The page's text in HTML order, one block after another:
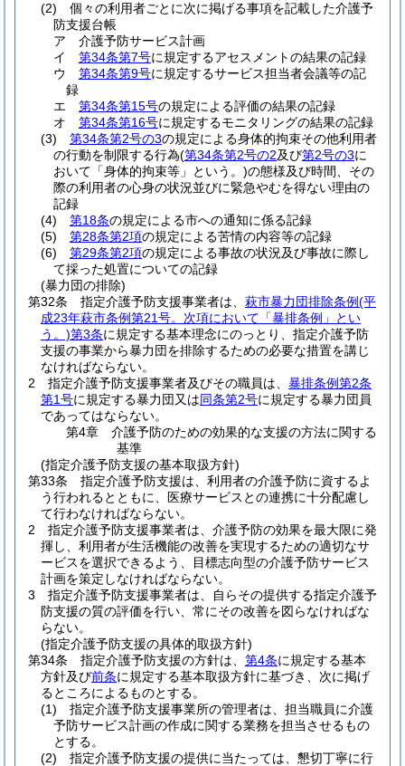
(2)
個々の利用者ごとに次に掲げる事項を記載した介護予
防支援台帳
ア
介護予防サービス計画
イ
第34条第7号に規定するアセスメントの結果の記録
ウ
第34条第9号に規定するサービス担当者会議等の記
録
エ
第34条第15号の規定による評価の結果の記録
オ
第34条第16号に規定するモニタリングの結果の記録
(3)
第34条第2号の3の規定による身体的拘束その他利用者
の行動を制限する行為(第34条第2号の2及び第2号の3に
おいて「身体的拘束等」という。)の態様及び時間、その
際の利用者の心身の状況並びに緊急やむを得ない理由の
記録
(4)
第18条の規定による市への通知に係る記録
(5)
第28条第2項の規定による苦情の内容等の記録
(6)
第29条第2項の規定による事故の状況及び事故に際し
て採った処置についての記録
(暴力団の排除)
第32条
指定介護予防支援事業者は、 萩市暴力団排除条例(平
成23年萩市条例第21号。次項において「暴排条例」とい
う。)第3条に規定する基本理念にのっとり、指定介護予防
支援の事業から暴力団を排除するための必要な措置を講じ
なければならない。
2
指定介護予防支援事業者及びその職員は、 暴排条例第2条
第1号に規定する暴力団又は同条第2号に規定する暴力団員
であってはならない。
第4章
介護予防のための効果的な支援の方法に関する
基準
(指定介護予防支援の基本取扱方針)
第33条
指定介護予防支援は、利用者の介護予防に資するよ
う行われるとともに、医療サービスとの連携に十分配慮し
て行わなければならない。
2
指定介護予防支援事業者は、介護予防の効果を最大限に発
揮し、利用者が生活機能の改善を実現するための適切なサ
ービスを選択できるよう、目標志向型の介護予防サービス
計画を策定しなければならない。
3
指定介護予防支援事業者は、自らその提供する指定介護予
防支援の質の評価を行い、常にその改善を図らなければな
らない。
(指定介護予防支援の具体的取扱方針)
第34条
指定介護予防支援の方針は、 第4条に規定する基本
方針及び前条に規定する基本取扱方針に基づき、次に掲げ
るところによるものとする。
(1)
指定介護予防支援事業所の管理者は、担当職員に介護
予防サービス計画の作成に関する業務を担当させるもの
とする。
(2)
指定介護予防支援の提供に当たっては、懇切丁寧に行